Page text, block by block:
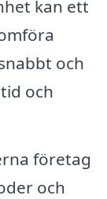
kan ett
och
och
företag
och